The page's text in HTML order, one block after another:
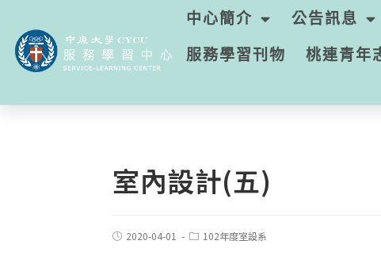
中心簡介 公告訊息
服務學習刊物
桃連青年
室內設計(五)
2020-04-01 102年度室設系